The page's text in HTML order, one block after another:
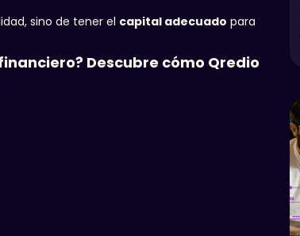
sino de tener el capital adecuado para
Descubre cómo Qredio